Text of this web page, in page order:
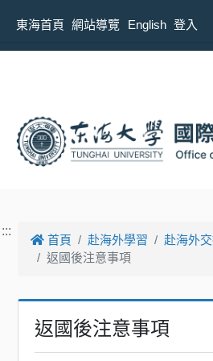
東海首頁
網站導覽 English 登入
:::
首頁 赴海外學習
赴海外
返國後注意事項
返國後注意事項